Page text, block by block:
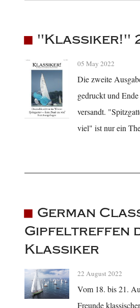
"Klassiker!"
05 May 2022
Die zweite
gedruckt und
versandt.
viel" ist nur ein
German
Gipfeltreffen
Klassiker
22 August 2022
Vom 18. bis 21.
Freunde